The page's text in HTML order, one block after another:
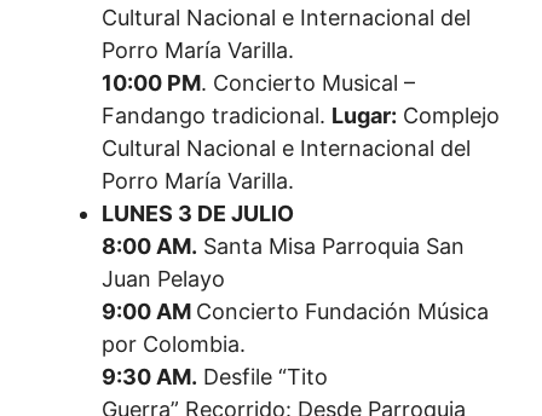
Cultural Nacional e Internacional del
Porro María Varilla.
10:00 PM. Concierto Musical –
Fandango tradicional. Lugar: Complejo
Cultural Nacional e Internacional del
Porro María Varilla.
LUNES 3 DE JULIO
8:00 AM. Santa Misa Parroquia San
Juan Pelayo
9:00 AM Concierto Fundación Música
por Colombia.
9:30 AM. Desfile “Tito
Guerra” Recorrido: Desde Parroquia